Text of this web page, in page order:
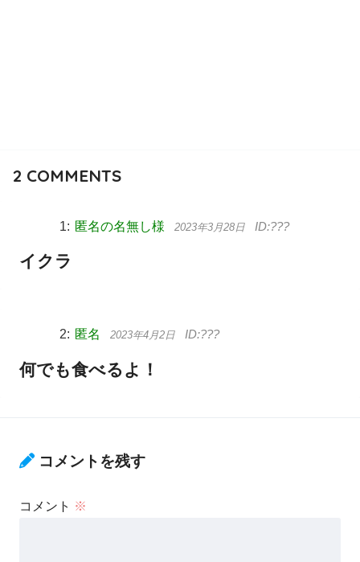
2 COMMENTS
匿名の名無し様 2023年3月28日
イクラ
匿名 2023年4月2日
何でも食べるよ！
コメントを残す
コメント ※